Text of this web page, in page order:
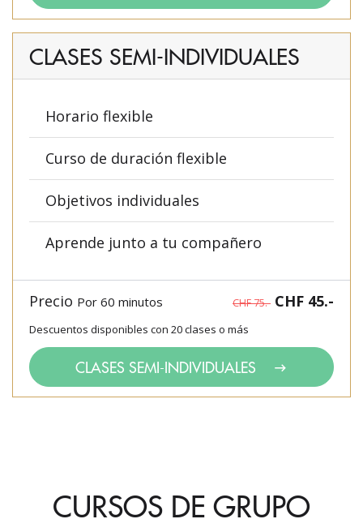
CURSOS DE GRUPO
CLASES SEMI-INDIVIDUALES
Horario flexible
Curso de duración flexible
Objetivos individuales
Aprende junto a tu compañero
Precio Por 60 minutos CHF 75.- CHF 45.-
Descuentos disponibles con 20 clases o más
CLASES SEMI-INDIVIDUALES